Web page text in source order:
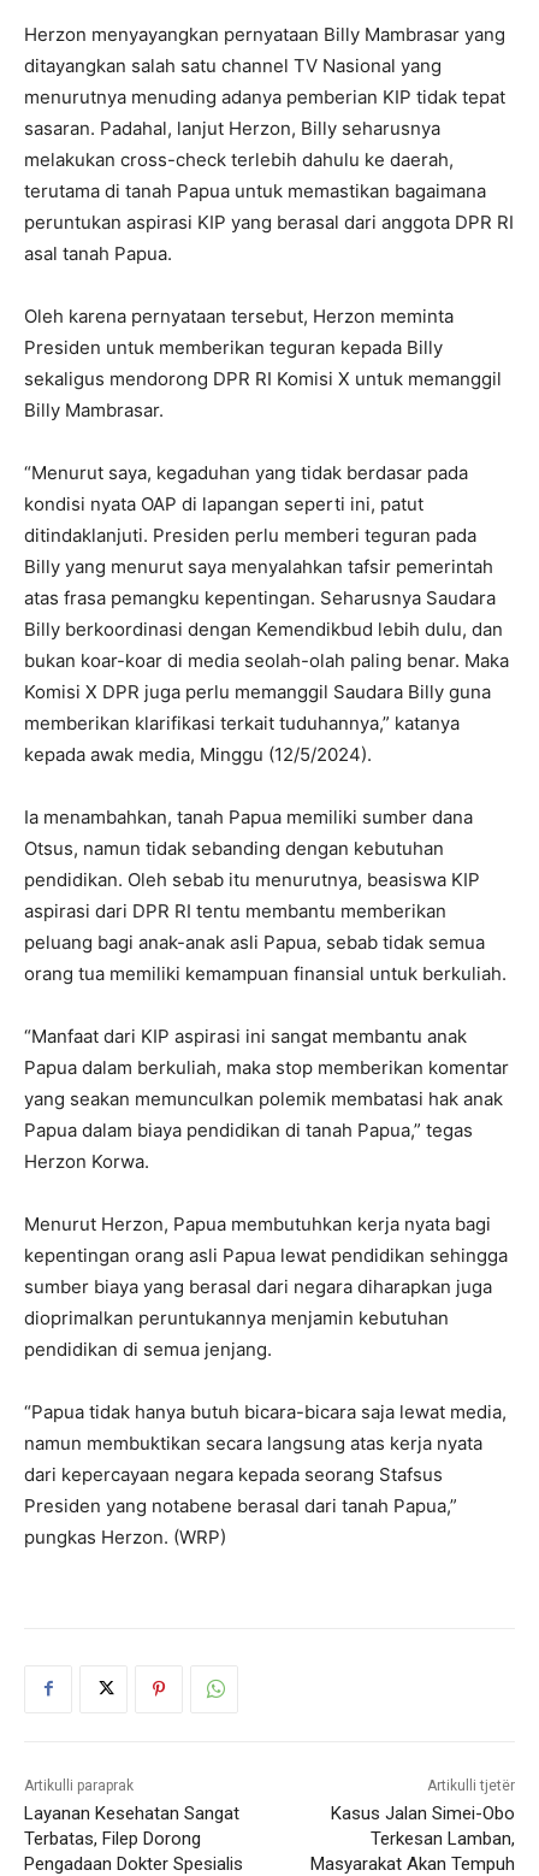
Herzon menyayangkan pernyataan Billy Mambrasar yang
ditayangkan salah satu channel TV Nasional yang
menurutnya menuding adanya pemberian KIP tidak tepat
sasaran. Padahal, lanjut Herzon, Billy seharusnya
melakukan cross-check terlebih dahulu ke daerah,
terutama di tanah Papua untuk memastikan bagaimana
peruntukan aspirasi KIP yang berasal dari anggota DPR RI
asal tanah Papua.
Oleh karena pernyataan tersebut, Herzon meminta
Presiden untuk memberikan teguran kepada Billy
sekaligus mendorong DPR RI Komisi X untuk memanggil
Billy Mambrasar.
“Menurut saya, kegaduhan yang tidak berdasar pada
kondisi nyata OAP di lapangan seperti ini, patut
ditindaklanjuti. Presiden perlu memberi teguran pada
Billy yang menurut saya menyalahkan tafsir pemerintah
atas frasa pemangku kepentingan. Seharusnya Saudara
Billy berkoordinasi dengan Kemendikbud lebih dulu, dan
bukan koar-koar di media seolah-olah paling benar. Maka
Komisi X DPR juga perlu memanggil Saudara Billy guna
memberikan klarifikasi terkait tuduhannya,” katanya
kepada awak media, Minggu (12/5/2024).
Ia menambahkan, tanah Papua memiliki sumber dana
Otsus, namun tidak sebanding dengan kebutuhan
pendidikan. Oleh sebab itu menurutnya, beasiswa KIP
aspirasi dari DPR RI tentu membantu memberikan
peluang bagi anak-anak asli Papua, sebab tidak semua
orang tua memiliki kemampuan finansial untuk berkuliah.
“Manfaat dari KIP aspirasi ini sangat membantu anak
Papua dalam berkuliah, maka stop memberikan komentar
yang seakan memunculkan polemik membatasi hak anak
Papua dalam biaya pendidikan di tanah Papua,” tegas
Herzon Korwa.
Menurut Herzon, Papua membutuhkan kerja nyata bagi
kepentingan orang asli Papua lewat pendidikan sehingga
sumber biaya yang berasal dari negara diharapkan juga
dioprimalkan peruntukannya menjamin kebutuhan
pendidikan di semua jenjang.
“Papua tidak hanya butuh bicara-bicara saja lewat media,
namun membuktikan secara langsung atas kerja nyata
dari kepercayaan negara kepada seorang Stafsus
Presiden yang notabene berasal dari tanah Papua,”
pungkas Herzon. (WRP)
Artikulli paraprak
Layanan Kesehatan Sangat
Terbatas, Filep Dorong
Pengadaan Dokter Spesialis
Artikulli tjetër
Kasus Jalan Simei-Obo
Terkesan Lamban,
Masyarakat Akan Tempuh